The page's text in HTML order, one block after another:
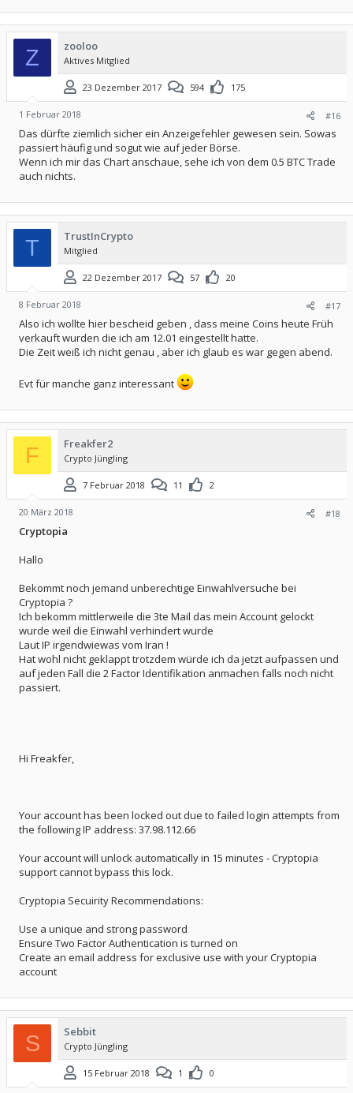
Z zooloo
Aktives Mitglied
23 Dezember 2017 594 175
1 Februar 2018 #16
Das dürfte ziemlich sicher ein Anzeigefehler gewesen sein. Sowas
passiert häufig und sogut wie auf jeder Börse.
Wenn ich mir das Chart anschaue, sehe ich von dem 0.5 BTC Trade
auch nichts.
T TrustInCrypto
Mitglied
22 Dezember 2017 57 20
8 Februar 2018 #17
Also ich wollte hier bescheid geben , dass meine Coins heute Früh
verkauft wurden die ich am 12.01 eingestellt hatte.
Die Zeit weiß ich nicht genau , aber ich glaub es war gegen abend.
Evt für manche ganz interessant
F Freakfer2
Crypto Jüngling
7 Februar 2018 11 2
20 März 2018 #18
Cryptopia
Hallo
Bekommt noch jemand unberechtige Einwahlversuche bei
Cryptopia ?
Ich bekomm mittlerweile die 3te Mail das mein Account gelockt
wurde weil die Einwahl verhindert wurde
Laut IP irgendwiewas vom Iran !
Hat wohl nicht geklappt trotzdem würde ich da jetzt aufpassen und
auf jeden Fall die 2 Factor Identifikation anmachen falls noch nicht
passiert.
Hi Freakfer,
Your account has been locked out due to failed login attempts from
the following IP address: 37.98.112.66
Your account will unlock automatically in 15 minutes - Cryptopia
support cannot bypass this lock.
Cryptopia Secuirity Recommendations:
Use a unique and strong password
Ensure Two Factor Authentication is turned on
Create an email address for exclusive use with your Cryptopia
account
S Sebbit
Crypto Jüngling
15 Februar 2018 1 0